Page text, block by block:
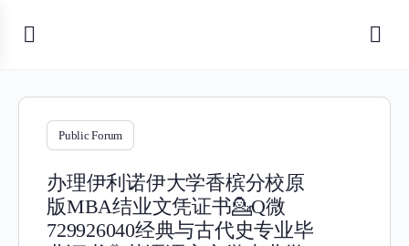
Public Forum
办理伊利诺伊大学香槟分校原
版MBA结业文凭证书💁Q微
729926040经典与古代史专业毕